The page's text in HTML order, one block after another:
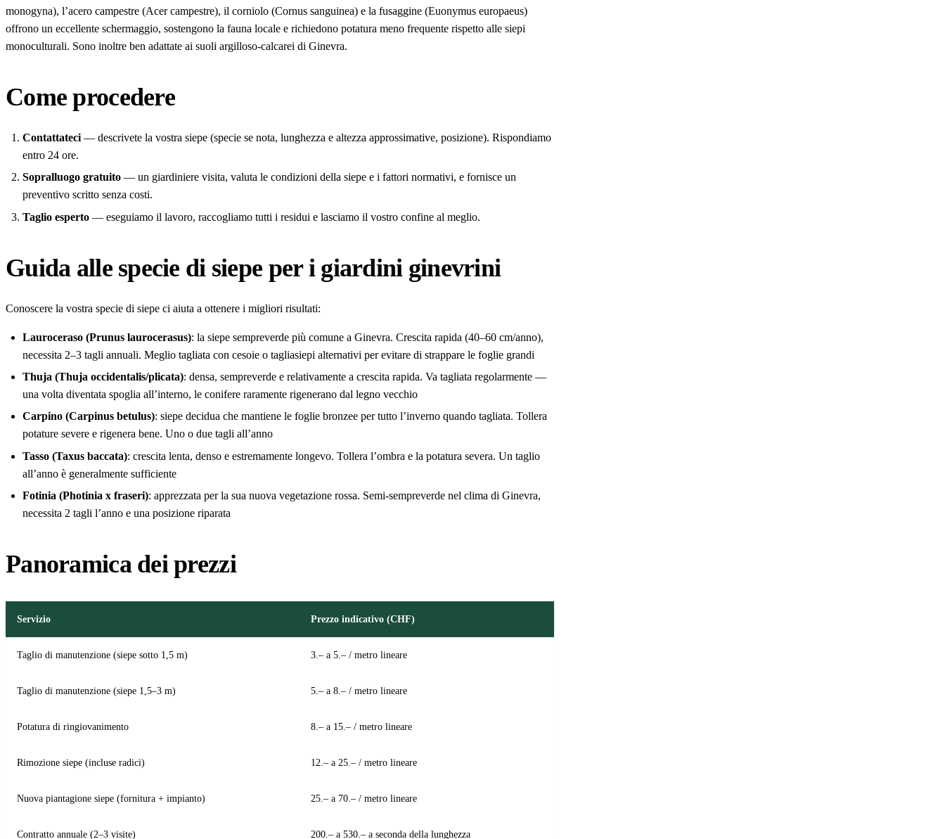
monogyna), l’acero campestre (Acer campestre), il corniolo (Cornus sanguinea) e la fusaggine (Euonymus europaeus)
offrono un eccellente schermaggio, sostengono la fauna locale e richiedono potatura meno frequente rispetto alle siepi
monoculturali. Sono inoltre ben adattate ai suoli argilloso-calcarei di Ginevra.
Come procedere
Contattateci — descrivete la vostra siepe (specie se nota, lunghezza e altezza approssimative, posizione). Rispondiamo
entro 24 ore.
Sopralluogo gratuito — un giardiniere visita, valuta le condizioni della siepe e i fattori normativi, e fornisce un
preventivo scritto senza costi.
Taglio esperto — eseguiamo il lavoro, raccogliamo tutti i residui e lasciamo il vostro confine al meglio.
Guida alle specie di siepe per i giardini ginevrini
Conoscere la vostra specie di siepe ci aiuta a ottenere i migliori risultati:
Lauroceraso (Prunus laurocerasus): la siepe sempreverde più comune a Ginevra. Crescita rapida (40–60 cm/anno),
necessita 2–3 tagli annuali. Meglio tagliata con cesoie o tagliasiepi alternativi per evitare di strappare le foglie grandi
Thuja (Thuja occidentalis/plicata): densa, sempreverde e relativamente a crescita rapida. Va tagliata regolarmente —
una volta diventata spoglia all’interno, le conifere raramente rigenerano dal legno vecchio
Carpino (Carpinus betulus): siepe decidua che mantiene le foglie bronzee per tutto l’inverno quando tagliata. Tollera
potature severe e rigenera bene. Uno o due tagli all’anno
Tasso (Taxus baccata): crescita lenta, denso e estremamente longevo. Tollera l’ombra e la potatura severa. Un taglio
all’anno è generalmente sufficiente
Fotinia (Photinia x fraseri): apprezzata per la sua nuova vegetazione rossa. Semi-sempreverde nel clima di Ginevra,
necessita 2 tagli l’anno e una posizione riparata
Panoramica dei prezzi
Servizio Prezzo indicativo (CHF)
Taglio di manutenzione (siepe sotto 1,5 m) 3.– a 5.– / metro lineare
Taglio di manutenzione (siepe 1,5–3 m) 5.– a 8.– / metro lineare
Potatura di ringiovanimento 8.– a 15.– / metro lineare
Rimozione siepe (incluse radici) 12.– a 25.– / metro lineare
Nuova piantagione siepe (fornitura + impianto) 25.– a 70.– / metro lineare
Contratto annuale (2–3 visite) 200.– a 530.– a seconda della lunghezza